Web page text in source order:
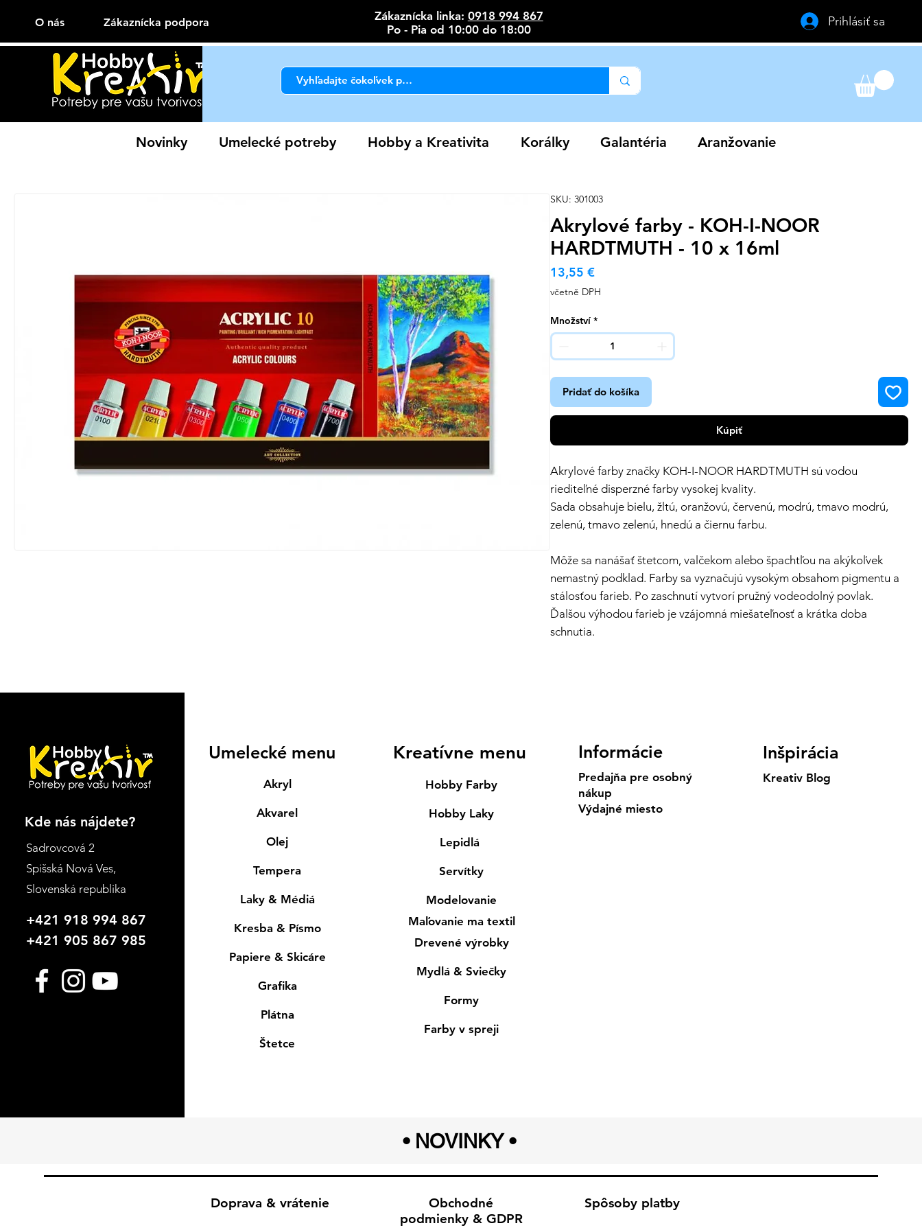
O nás Zákaznícka podpora Zákaznícka linka: 0918 994 867
Po - Pia od 10:00 do 18:00
Prihlásiť sa
Novinky Umelecké potreby Hobby a Kreativita Korálky Galantéria Aranžovanie
SKU: 301003
Akrylové farby - KOH-I-NOOR
HARDTMUTH - 10 x 16ml
13,55 €Cena
včetně DPH
Množství *
Pridať do košíka
Kúpiť
Akrylové farby značky KOH-I-NOOR HARDTMUTH sú vodou
riediteľné disperzné farby vysokej kvality.
Sada obsahuje bielu, žltú, oranžovú, červenú, modrú, tmavo modrú,
zelenú, tmavo zelenú, hnedú a čiernu farbu.
Môže sa nanášať štetcom, valčekom alebo špachtľou na akýkoľvek
nemastný podklad. Farby sa vyznačujú vysokým obsahom pigmentu a
stálosťou farieb. Po zaschnutí vytvorí pružný vodeodolný povlak.
Ďalšou výhodou farieb je vzájomná miešateľnosť a krátka doba
schnutia.
Kde nás nájdete?
Sadrovcová 2
Spišská Nová Ves,
Slovenská republika
+421 918 994 867
+421 905 867 985
Umelecké menu
Akryl
Akvarel
Olej
Tempera
Laky & Médiá
Kresba & Písmo
Papiere & Skicáre
Grafika
Plátna
Štetce
Kreatívne menu
Hobby Farby
Hobby Laky
Lepidlá
Servítky
Modelovanie
Maľovanie ma textil
Drevené výrobky
Mydlá & Sviečky
Formy
Farby v spreji
Informácie
Predajňa pre osobný
nákup
Výdajné miesto
Inšpirácia
Kreativ Blog
• NOVINKY •
Doprava & vrátenie
Obchodné
podmienky & GDPR
Spôsoby platby